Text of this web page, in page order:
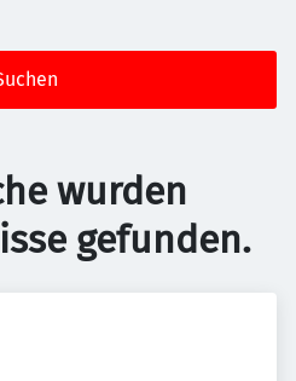
wurden
gefunden.